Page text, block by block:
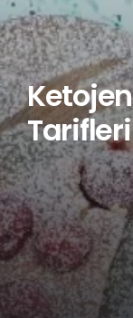
Tarifleri